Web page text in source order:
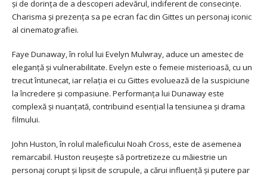
și de dorința de a descoperi adevărul, indiferent de consecințe.
Charisma și prezența sa pe ecran fac din Gittes un personaj iconic
al cinematografiei.
Faye Dunaway, în rolul lui Evelyn Mulwray, aduce un amestec de
eleganță și vulnerabilitate. Evelyn este o femeie misterioasă, cu un
trecut întunecat, iar relația ei cu Gittes evoluează de la suspiciune
la încredere și compasiune. Performanța lui Dunaway este
complexă și nuanțată, contribuind esențial la tensiunea și drama
filmului.
John Huston, în rolul maleficului Noah Cross, este de asemenea
remarcabil. Huston reușește să portretizeze cu măiestrie un
personaj corupt și lipsit de scrupule, a cărui influență și putere par